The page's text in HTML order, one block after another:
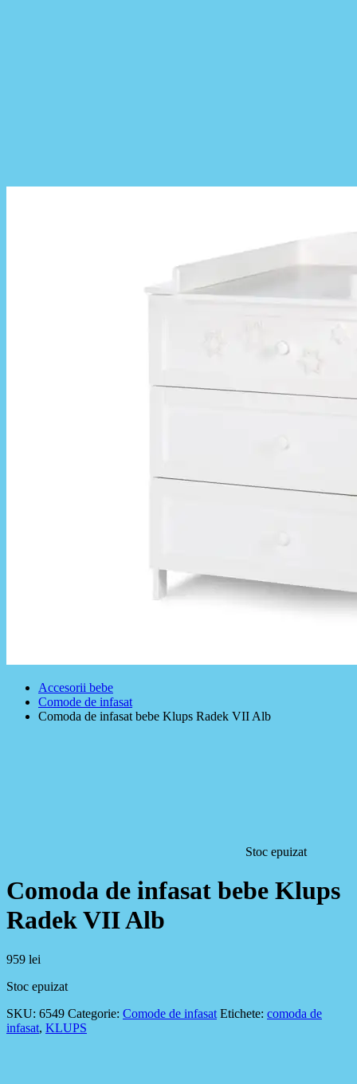
Accesorii bebe
Comode de infasat
Comoda de infasat bebe Klups Radek VII Alb
Stoc epuizat
Comoda de infasat bebe Klups
Radek VII Alb
959 lei
Stoc epuizat
SKU: 6549 Categorie: Comode de infasat Etichete: comoda de
infasat, KLUPS